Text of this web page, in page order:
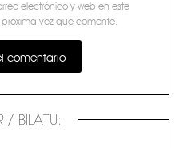
electrónico y web en este
vez que comente.
/ BILATU: